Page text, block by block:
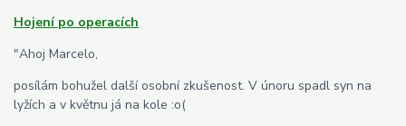
Hojení po operacích
"Ahoj Marcelo,
posílám bohužel další osobní zkušenost. V únoru spadl syn na
lyžích a v květnu já na kole :o(